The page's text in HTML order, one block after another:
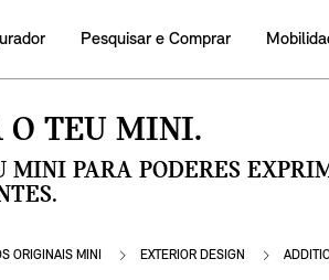
Pesquisar e Comprar
O TEU MINI.
MINI PARA PODERES
ORIGINAIS MINI EXTERIOR DESIGN